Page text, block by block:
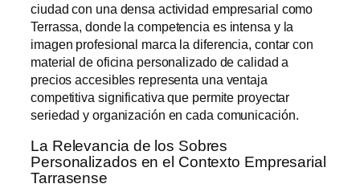
ciudad con una densa actividad empresarial como
Terrassa, donde la competencia es intensa y la
imagen profesional marca la diferencia, contar con
material de oficina personalizado de calidad a
precios accesibles representa una ventaja
competitiva significativa que permite proyectar
seriedad y organización en cada comunicación.
La Relevancia de los Sobres
Personalizados en el Contexto Empresarial
Tarrasense